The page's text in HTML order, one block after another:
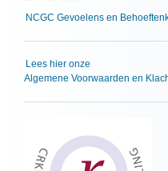
NCGC Gevoelens en
Lees hier onze
Algemene Voorwaarden en